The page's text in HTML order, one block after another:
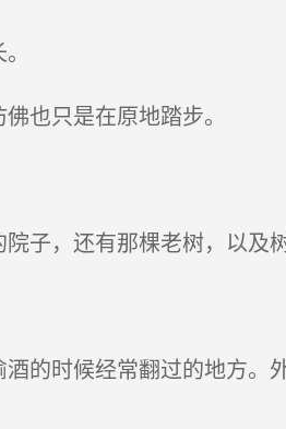
也只是在原地踏步。
子，还有那棵老树，以及树
的时候经常翻过的地方。